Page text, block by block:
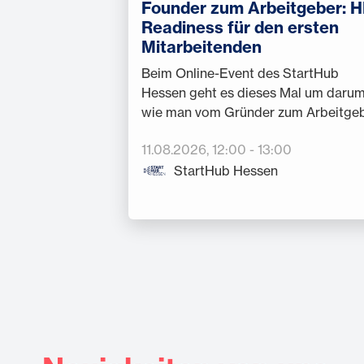
Founder zum Arbeitgeber:
Readiness für den ersten
Mitarbeitenden
Beim Online-Event des StartHub
Hessen geht es dieses Mal um
wie man vom Gründer zum
11.08.2026, 12:00 - 13:00
StartHub Hessen